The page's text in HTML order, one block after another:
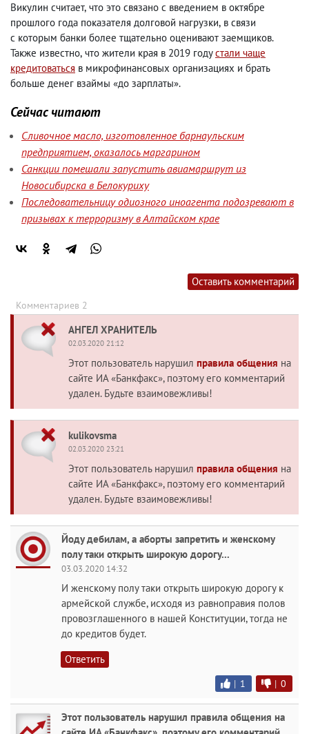
Викулин считает, что это связано с введением в октябре
прошлого года показателя долговой нагрузки, в связи
с которым банки более тщательно оценивают заемщиков.
Также известно, что жители края в 2019 годустали чаще
кредитоваться в микрофинансовых организациях и брать
больше денег взаймы «до зарплаты».
Сейчас читают
Сливочное масло, изготовленное барнаульским
предприятием, оказалось маргарином
Санкции помешали запустить авиамаршрут из
Новосибирска в Белокуриху
Последовательницу одиозного иноагента подозревают в
призывах к терроризму в Алтайском крае
Оставить комментарий
Комментариев 2
АНГЕЛ ХРАНИТЕЛЬ
02.03.2020 21:12
Этот пользователь нарушил правила общения на
сайте ИА «Банкфакс», поэтому его комментарий
удален. Будьте взаимовежливы!
kulikovsma
02.03.2020 23:21
Этот пользователь нарушил правила общения на
сайте ИА «Банкфакс», поэтому его комментарий
удален. Будьте взаимовежливы!
Йоду дебилам, а аборты запретить и женскому
полу таки открыть широкую дорогу...
03.03.2020 14:32
И женскому полу таки открыть широкую дорогу к
армейской службе, исходя из равноправия полов
провозглашенного в нашей Конституции, тогда не
до кредитов будет.
Ответить
| 1 | 0
Этот пользователь нарушил правила общения на